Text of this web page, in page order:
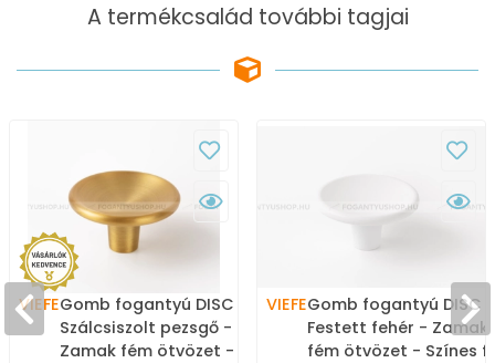
A termékcsalád további tagjai
VIEFEGomb fogantyú DISC -
Szálcsiszolt pezsgő -
Zamak fém ötvözet -
VIEFEGomb fogantyú DISC -
Festett fehér - Zamak
fém ötvözet - Színes